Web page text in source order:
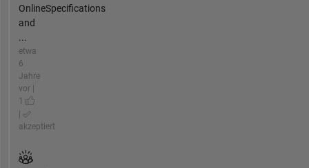
OnlineSpecifications
and
...
etwa
6
Jahre
vor |
1
akzeptiert